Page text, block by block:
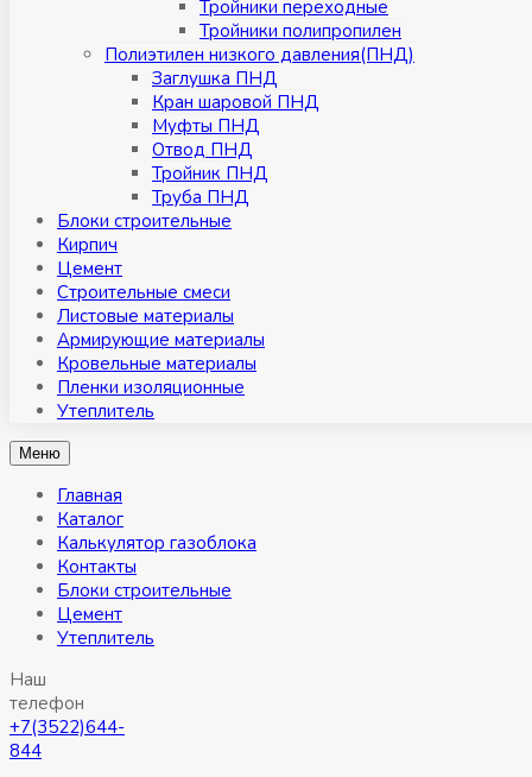
Тройники переходные
Тройники полипропилен
Полиэтилен низкого давления(ПНД)
Заглушка ПНД
Кран шаровой ПНД
Муфты ПНД
Отвод ПНД
Тройник ПНД
Труба ПНД
Блоки строительные
Кирпич
Цемент
Строительные смеси
Листовые материалы
Армирующие материалы
Кровельные материалы
Пленки изоляционные
Утеплитель
Меню
Главная
Каталог
Калькулятор газоблока
Контакты
Блоки строительные
Цемент
Утеплитель
Наш
телефон
+7(3522)644-
844